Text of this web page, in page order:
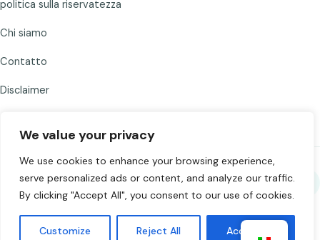
We value your privacy
We use cookies to enhance your browsing experience,
serve personalized ads or content, and analyze our traffic.
By clicking "Accept All", you consent to our use of cookies.
Customize Reject All Accept All
politica sulla riservatezza
Chi siamo
Contatto
Disclaimer
Condividi Chat to Strangers
©2026Chat to Strangers — Realizzato con
. Chatta
responsabilmente. 18+.